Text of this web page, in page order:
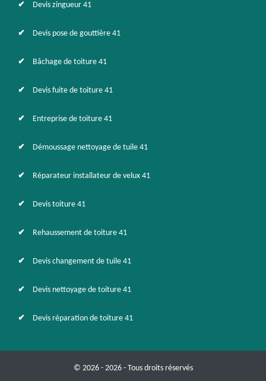
Devis zingueur 41
Devis pose de gouttière 41
Bâchage de toiture 41
Devis fuite de toiture 41
Entreprise de toiture 41
Démoussage nettoyage de tuile 41
Réparateur installateur de velux 41
Devis toiture 41
Rehaussement de toiture 41
Devis changement de tuile 41
Devis nettoyage de toiture 41
Devis réparation de toiture 41
© 2026 - 2026 - Tous droits réservés